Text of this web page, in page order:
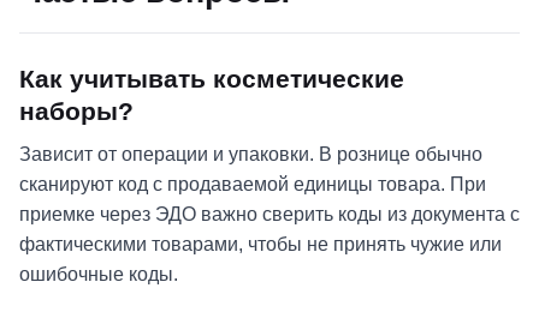
Как учитывать косметические
наборы?
Зависит от операции и упаковки. В рознице обычно
сканируют код с продаваемой единицы товара. При
приемке через ЭДО важно сверить коды из документа с
фактическими товарами, чтобы не принять чужие или
ошибочные коды.